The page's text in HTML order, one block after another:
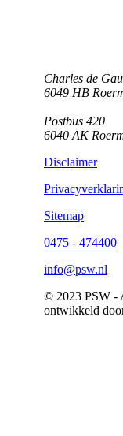
Charles de
6049 HB
Postbus 420
6040 AK
Disclaimer
Sitemap
0475 - 474400
info@psw.nl
© 2023 PSW -
ontwikkeld